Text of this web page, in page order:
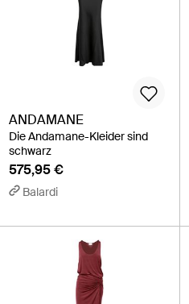
ANDAMANE
Die Andamane-Kleider sind
schwarz
575,95 €
Balardi